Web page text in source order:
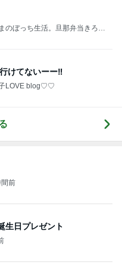
のぼっち生活。旦那弁当きろく
けてないーー‼︎
LOVE blog♡♡
前
生日プレゼント